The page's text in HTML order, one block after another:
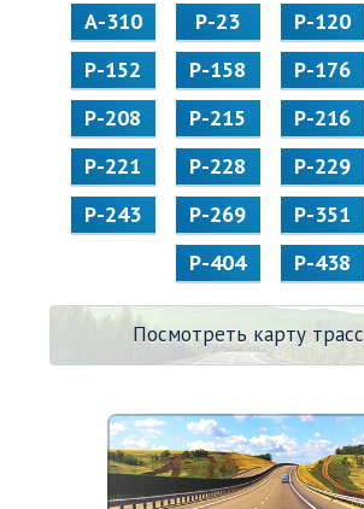
А-310
Р-23 Р-120
Р-152
Р-158 Р-176
Р-208
Р-215 Р-216
Р-221
Р-228 Р-229
Р-243
Р-269 Р-351
Р-404
Р-438
Посмотреть карту трасс